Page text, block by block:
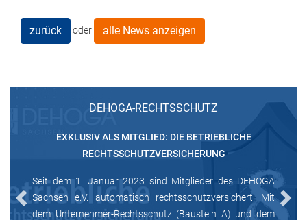
zurück oder alle News anzeigen
DEHOGA-RECHTSSCHUTZ
EXKLUSIV ALS MITGLIED: DIE BETRIEBLICHE
RECHTSSCHUTZVERSICHERUNG
Seit dem 1. Januar 2023 sind Mitglieder des DEHOGA
Sachsen e.V. automatisch rechtsschutzversichert. Mit
dem Unternehmer-Rechtsschutz (Baustein A) und dem
Previous Next